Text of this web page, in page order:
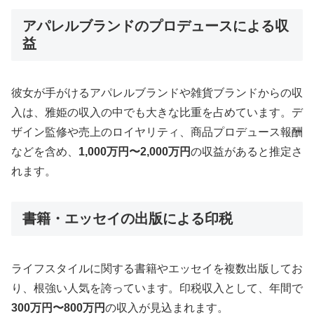
アパレルブランドのプロデュースによる収
益
彼女が手がけるアパレルブランドや雑貨ブランドからの収
入は、雅姫の収入の中でも大きな比重を占めています。デ
ザイン監修や売上のロイヤリティ、商品プロデュース報酬
などを含め、 1,000万円〜2,000万円の収益があると推定さ
れます。
書籍・エッセイの出版による印税
ライフスタイルに関する書籍やエッセイを複数出版してお
り、根強い人気を誇っています。印税収入として、年間で
300万円〜800万円の収入が見込まれます。